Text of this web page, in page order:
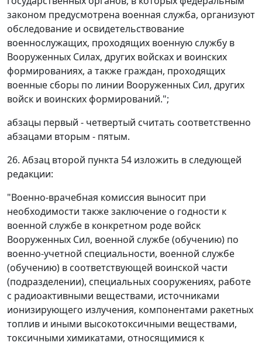
законом предусмотрена военная служба, организуют
обследование и освидетельствование
военнослужащих, проходящих военную службу в
Вооруженных Силах, других войсках и воинских
формированиях, а также граждан, проходящих
военные сборы по линии Вооруженных Сил, других
войск и воинских формирований.";
абзацы первый - четвертый считать соответственно
абзацами вторым - пятым.
26. Абзац второй пункта 54 изложить в следующей
редакции:
"Военно-врачебная комиссия выносит при
необходимости также заключение о годности к
военной службе в конкретном роде войск
Вооруженных Сил, военной службе (обучению) по
военно-учетной специальности, военной службе
(обучению) в соответствующей воинской части
(подразделении), специальных сооружениях, работе
с радиоактивными веществами, источниками
ионизирующего излучения, компонентами ракетных
топлив и иными высокотоксичными веществами,
токсичными химикатами, относящимися к